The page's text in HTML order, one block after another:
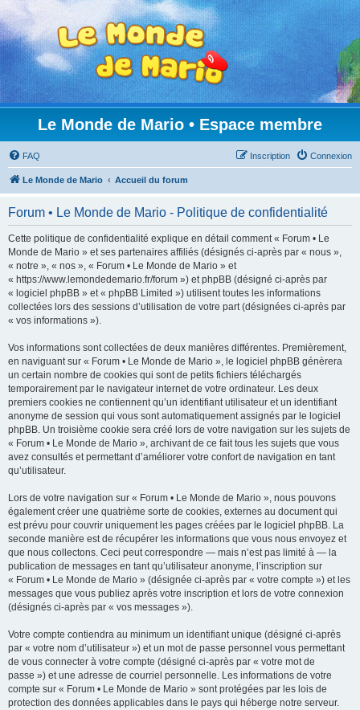
Le Monde de Mario • Espace membre
FAQ Connexion
Inscription
Le Monde de Mario Accueil du forum
Forum • Le Monde de Mario - Politique de confidentialité
Cette politique de confidentialité explique en détail comment « Forum • Le
Monde de Mario » et ses partenaires affiliés (désignés ci-après par « nous »,
« notre », « nos », « Forum • Le Monde de Mario » et
« https://www.lemondedemario.fr/forum ») et phpBB (désigné ci-après par
« logiciel phpBB » et « phpBB Limited ») utilisent toutes les informations
collectées lors des sessions d’utilisation de votre part (désignées ci-après par
« vos informations »).
Vos informations sont collectées de deux manières différentes. Premièrement,
en naviguant sur « Forum • Le Monde de Mario », le logiciel phpBB génèrera
un certain nombre de cookies qui sont de petits fichiers téléchargés
temporairement par le navigateur internet de votre ordinateur. Les deux
premiers cookies ne contiennent qu’un identifiant utilisateur et un identifiant
anonyme de session qui vous sont automatiquement assignés par le logiciel
phpBB. Un troisième cookie sera créé lors de votre navigation sur les sujets de
« Forum • Le Monde de Mario », archivant de ce fait tous les sujets que vous
avez consultés et permettant d’améliorer votre confort de navigation en tant
qu’utilisateur.
Lors de votre navigation sur « Forum • Le Monde de Mario », nous pouvons
également créer une quatrième sorte de cookies, externes au document qui
est prévu pour couvrir uniquement les pages créées par le logiciel phpBB. La
seconde manière est de récupérer les informations que vous nous envoyez et
que nous collectons. Ceci peut correspondre — mais n’est pas limité à — la
publication de messages en tant qu’utilisateur anonyme, l’inscription sur
« Forum • Le Monde de Mario » (désignée ci-après par « votre compte ») et les
messages que vous publiez après votre inscription et lors de votre connexion
(désignés ci-après par « vos messages »).
Votre compte contiendra au minimum un identifiant unique (désigné ci-après
par « votre nom d’utilisateur ») et un mot de passe personnel vous permettant
de vous connecter à votre compte (désigné ci-après par « votre mot de
passe ») et une adresse de courriel personnelle. Les informations de votre
compte sur « Forum • Le Monde de Mario » sont protégées par les lois de
protection des données applicables dans le pays qui héberge notre serveur.